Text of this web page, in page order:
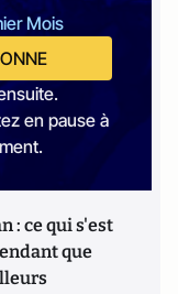
Mois
en pause à
: ce qui s'est
que